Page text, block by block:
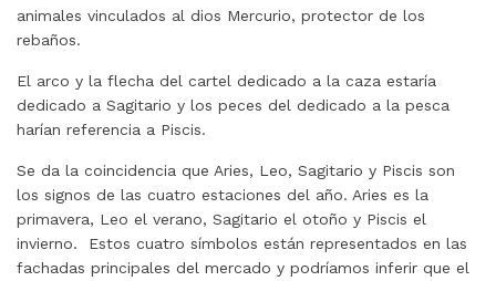
animales vinculados al dios Mercurio, protector de los
rebaños.
El arco y la flecha del cartel dedicado a la caza estaría
dedicado a Sagitario y los peces del dedicado a la pesca
harían referencia a Piscis.
Se da la coincidencia que Aries, Leo, Sagitario y Piscis son
los signos de las cuatro estaciones del año. Aries es la
primavera, Leo el verano, Sagitario el otoño y Piscis el
invierno. Estos cuatro símbolos están representados en las
fachadas principales del mercado y podríamos inferir que el